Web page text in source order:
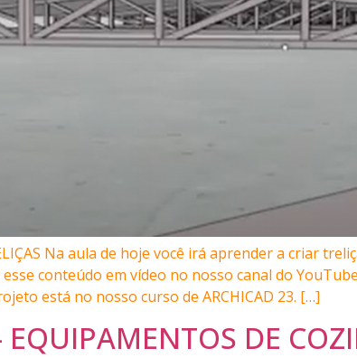
Na aula de hoje você irá aprender a criar
conteúdo em vídeo no nosso canal do
está no nosso curso de ARCHICAD 23. […]
EQUIPAMENTOS DE